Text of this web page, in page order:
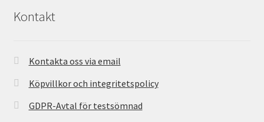
Kontakt
Kontakta oss via email
Köpvillkor och integritetspolicy
GDPR-Avtal för testsömnad